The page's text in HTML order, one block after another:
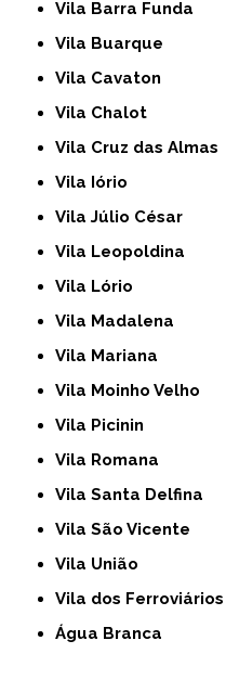
Vila Barra Funda
Vila Buarque
Vila Cavaton
Vila Chalot
Vila Cruz das Almas
Vila Iório
Vila Júlio César
Vila Leopoldina
Vila Lório
Vila Madalena
Vila Mariana
Vila Moinho Velho
Vila Picinin
Vila Romana
Vila Santa Delfina
Vila São Vicente
Vila União
Vila dos Ferroviários
Água Branca